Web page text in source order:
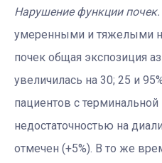
Нарушение функции почек.
умеренными и тяжелыми
почек общая экспозиция
увеличилась на 30; 25 и
пациентов с терминальной
недостаточностью на
отмечен (+5%). В то же